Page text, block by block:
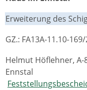
Erweiterung des
GZ.: FA13A-11.10-
Helmut Höflehner, A-